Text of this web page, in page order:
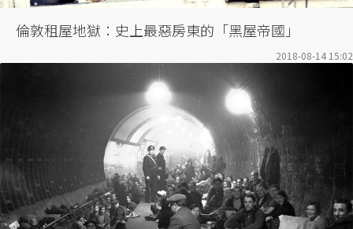
倫敦租屋地獄：史上最惡房東的「黑屋帝國」
2018-08-14 15:02